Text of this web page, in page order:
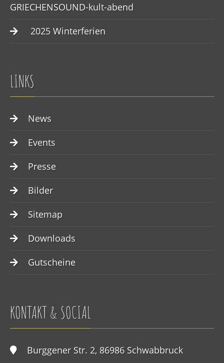
GRIECHENSOUND-kult-abend
2025 Winterferien
LINKS
News
Events
Presse
Bilder
Sitemap
Downloads
Gutscheine
KONTAKT & SOCIAL
Burggener Str. 2, 86986 Schwabbruck